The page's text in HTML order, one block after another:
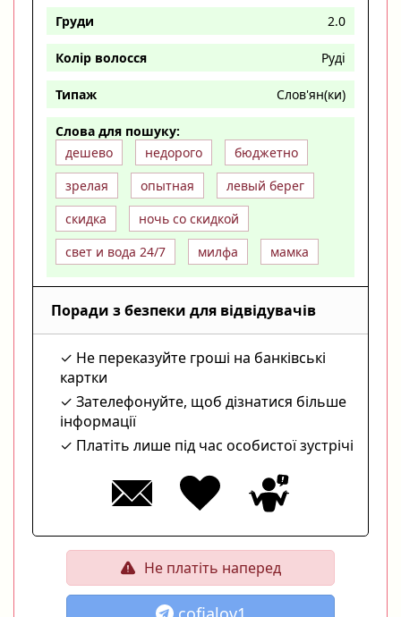
Груди 2.0
Колір волосся Руді
Типаж Слов'ян(ки)
Слова для пошуку:
дешево
недорого
бюджетно
зрелая
опытная
левый берег
скидка
ночь со скидкой
свет и вода 24/7
милфа мамка
Поради з безпеки для відвідувачів
Не переказуйте гроші на банківські
картки
Зателефонуйте, щоб дізнатися більше
інформації
Платіть лише під час особистої зустрічі
Не платіть наперед